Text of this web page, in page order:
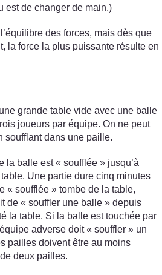
est de changer de main.)
des forces, mais dès que
la force la plus puissante résulte en
grande table vide avec une balle
joueurs par équipe. On ne peut
soufflant dans une paille.
la balle est « soufflée » jusqu’à
table. Une partie dure cinq minutes
« soufflée » tombe de la table,
de « souffler une balle » depuis
la table. Si la balle est touchée par
adverse doit « souffler » un
pailles doivent être au moins
deux pailles.